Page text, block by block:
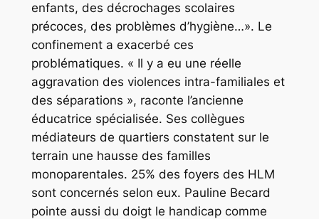
enfants, des décrochages scolaires
précoces, des problèmes d’hygiène…». Le
confinement a exacerbé ces
problématiques. « Il y a eu une réelle
aggravation des violences intra-familiales et
des séparations », raconte l’ancienne
éducatrice spécialisée. Ses collègues
médiateurs de quartiers constatent sur le
terrain une hausse des familles
monoparentales. 25% des foyers des HLM
sont concernés selon eux. Pauline Becard
pointe aussi du doigt le handicap comme